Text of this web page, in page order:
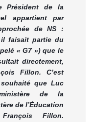
Président de la
appartient par
de NS :
faisait partie du
« G7 ») que le
directement,
Fillon. C’est
que Luc
de la
de l’Éducation
Fillon.